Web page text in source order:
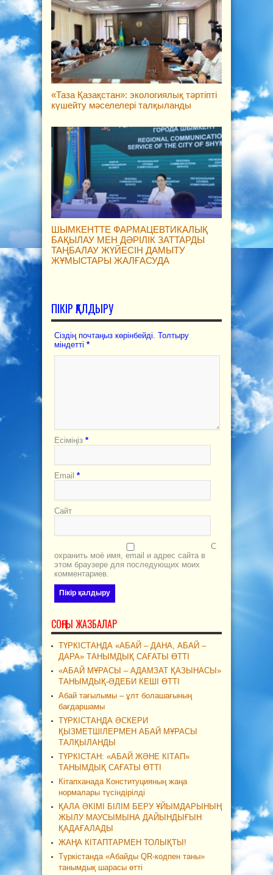
«Таза Қазақстан»: экологиялық тәртіпті
күшейту мәселелері талқыланды
ШЫМКЕНТТЕ ФАРМАЦЕВТИКАЛЫҚ
БАҚЫЛАУ МЕН ДӘРІЛІК ЗАТТАРДЫ
ТАҢБАЛАУ ЖҮЙЕСІН ДАМЫТУ
ЖҰМЫСТАРЫ ЖАЛҒАСУДА
ПІКІР ҚАЛДЫРУ
Сіздің почтаңыз көрінбейді. Толтыру
міндетті *
Есіміңіз *
Email *
Сайт
С
охранить моё имя, email и адрес сайта в
этом браузере для последующих моих
комментариев.
СОҢҒЫ ЖАЗБАЛАР
ТҮРКІСТАНДА «АБАЙ – ДАНА, АБАЙ –
ДАРА» ТАНЫМДЫҚ САҒАТЫ ӨТТІ
«АБАЙ МҰРАСЫ – АДАМЗАТ ҚАЗЫНАСЫ»
ТАНЫМДЫҚ-ӘДЕБИ КЕШІ ӨТТІ
Абай тағылымы – ұлт болашағының
бағдаршамы
ТҮРКІСТАНДА ӘСКЕРИ
ҚЫЗМЕТШІЛЕРМЕН АБАЙ МҰРАСЫ
ТАЛҚЫЛАНДЫ
ТҮРКІСТАН: «АБАЙ ЖӘНЕ КІТАП»
ТАНЫМДЫҚ САҒАТЫ ӨТТІ
Кітапханада Конституцияның жаңа
нормалары түсіндірілді
ҚАЛА ӘКІМІ БІЛІМ БЕРУ ҰЙЫМДАРЫНЫҢ
ЖЫЛУ МАУСЫМЫНА ДАЙЫНДЫҒЫН
ҚАДАҒАЛАДЫ
ЖАҢА КІТАПТАРМЕН ТОЛЫҚТЫ!
Түркістанда «Абайды QR-кодпен таны»
танымдық шарасы өтті